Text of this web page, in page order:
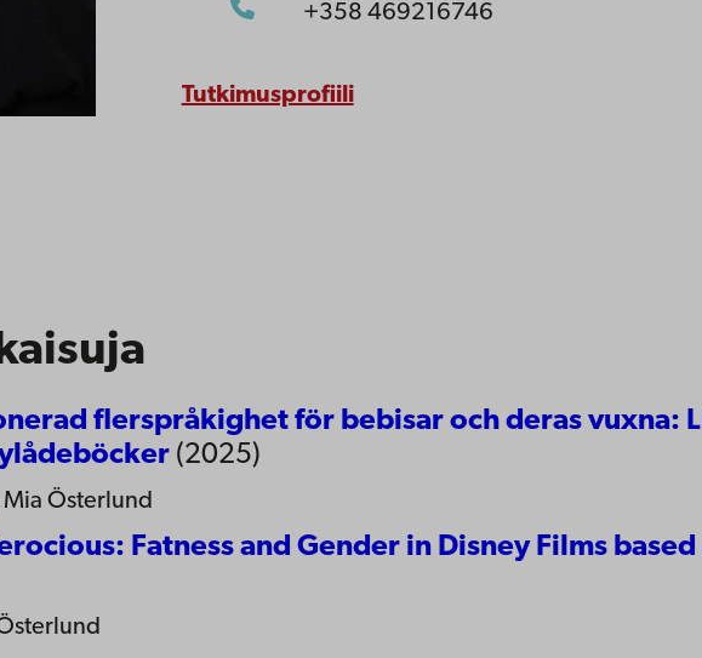
+358 469216746
Tutkimusprofiili
flerspråkighet för bebisar och deras vuxna:
(2025)
Mia Österlund
Fatness and Gender in Disney Films